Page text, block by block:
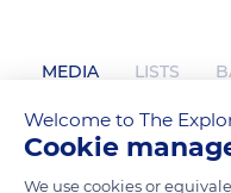
MEDIA LISTS
Welcome to The
Cookie
We use cookies or